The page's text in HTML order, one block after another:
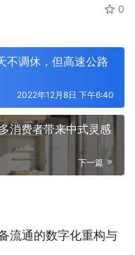
0
不调休，但高速公路
2022年12月8日 下午6:40
消费者带来中式灵感
下一篇
流通的数字化重构与